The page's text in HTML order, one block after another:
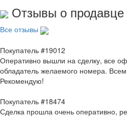
Отзывы о продавце
Все отзывы
Покупатель #19012
Оперативно вышли на сделку, все
обладатель желаемого номера.
Рекомендую!
Покупатель #18474
Сделка прошла очень оперативно,